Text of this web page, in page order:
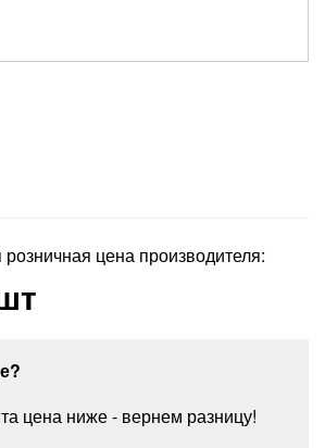
цена производителя:
цена ниже - вернем разницу!